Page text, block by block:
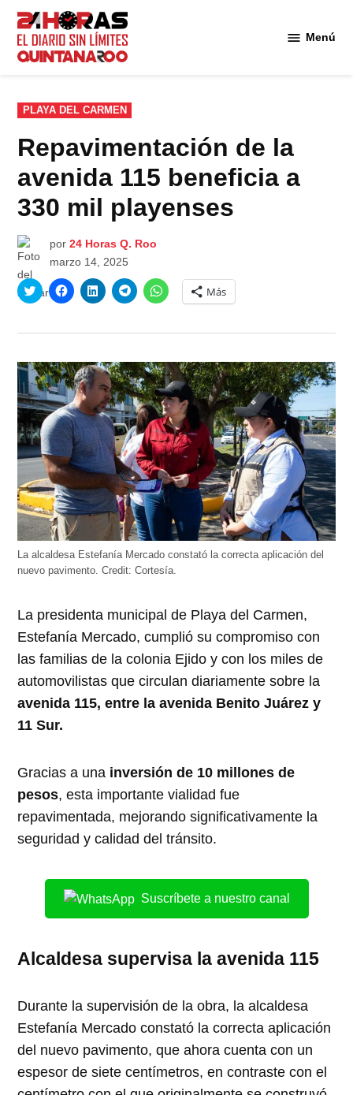
Saltar
contenido
Menú
PUBLICADO
EN
PLAYA DEL CARMEN
Repavimentación de la
avenida 115 beneficia a
330 mil playenses
por 24 Horas Q. Roo
marzo 14, 2025
Haz
clic
en
abre
en
una
ventana
nueva)
Haz
clic
en
abre
en
una
ventana
nueva)
Haz
clic
en
abre
en
una
ventana
nueva)
Haz
clic
en
abre
en
una
ventana
nueva)
Haz
clic
para
en
abre
en
una
ventana
nueva)
Más
La alcaldesa Estefanía Mercado constató la correcta aplicación del
nuevo pavimento.Credit: Cortesía.
La presidenta municipal de Playa del Carmen,
Estefanía Mercado, cumplió su compromiso con
las familias de la colonia Ejido y con los miles de
automovilistas que circulan diariamente sobre la
avenida 115, entre la avenida Benito Juárez y
11 Sur.
Gracias a una inversión de 10 millones de
pesos, esta importante vialidad fue
repavimentada, mejorando significativamente la
seguridad y calidad del tránsito.
Suscríbete a nuestro canal
Alcaldesa supervisa la avenida 115
Durante la supervisión de la obra, la alcaldesa
Estefanía Mercado constató la correcta aplicación
del nuevo pavimento, que ahora cuenta con un
espesor de siete centímetros, en contraste con el